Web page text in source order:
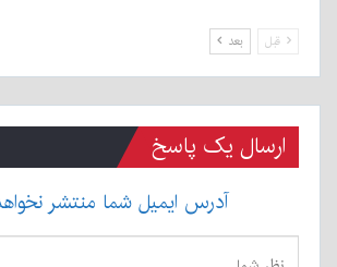
بعد
ارسال یک پاسخ
آدرس ایمیل شما منتشر نخواهد